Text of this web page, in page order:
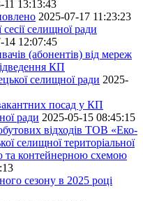
11 13:13:43
2025-07-17 11:23:23
селищної ради
14 12:07:45
(абонентів) від мереж
КП
селищної ради 2025-
посад у КП
ради 2025-05-15 08:45:15
відходів ТОВ «Еко-
селищної територіальної
та контейнерною схемою
сезону в 2025 році